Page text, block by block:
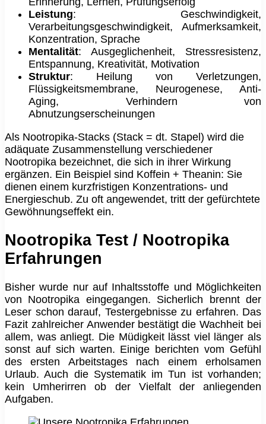
Leistung: Geschwindigkeit,
Verarbeitungsgeschwindigkeit, Aufmerksamkeit,
Konzentration, Sprache
Mentalität: Ausgeglichenheit, Stressresistenz,
Entspannung, Kreativität, Motivation
Struktur: Heilung von Verletzungen,
Flüssigkeitsmembrane, Neurogenese, Anti-
Aging, Verhindern von
Abnutzungserscheinungen
Als Nootropika-Stacks (Stack = dt. Stapel) wird die
adäquate Zusammenstellung verschiedener
Nootropika bezeichnet, die sich in ihrer Wirkung
ergänzen. Ein Beispiel sind Koffein + Theanin: Sie
dienen einem kurzfristigen Konzentrations- und
Energieschub. Zu oft angewendet, tritt der gefürchtete
Gewöhnungseffekt ein.
Nootropika Test / Nootropika
Erfahrungen
Bisher wurde nur auf Inhaltsstoffe und Möglichkeiten
von Nootropika eingegangen. Sicherlich brennt der
Leser schon darauf, Testergebnisse zu erfahren. Das
Fazit zahlreicher Anwender bestätigt die Wachheit bei
allem, was anliegt. Die Müdigkeit lässt viel länger als
sonst auf sich warten. Einige berichten vom Gefühl
des ersten Arbeitstages nach einem erholsamen
Urlaub. Auch die Systematik im Tun ist vorhanden;
kein Umherirren ob der Vielfalt der anliegenden
Aufgaben.